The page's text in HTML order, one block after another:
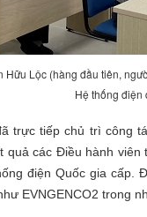
Hữu Lộc (hàng đầu tiên,
Hệ thống điện
trực tiếp chủ trì công
quả các Điều hành
điện Quốc gia
EVNGENCO2 trong